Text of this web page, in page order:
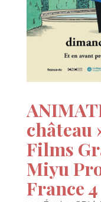
Films
Miyu
France 4